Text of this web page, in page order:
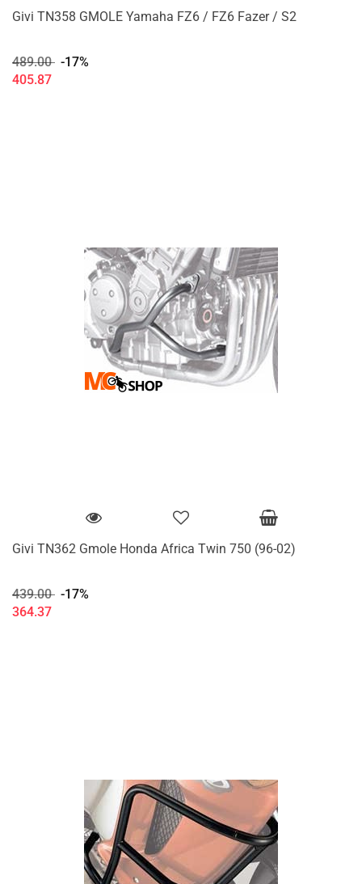
Givi TN358 GMOLE Yamaha FZ6 / FZ6 Fazer / S2
489.00 -17%
405.87
Givi TN362 Gmole Honda Africa Twin 750 (96-02)
439.00 -17%
364.37